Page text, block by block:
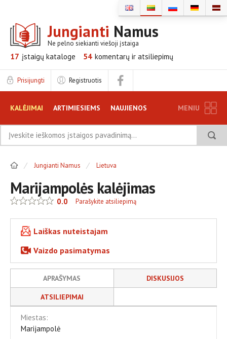
Jungianti Namus
Ne pelno siekianti viešoji įstaiga
17 įstaigų kataloge 54 komentarų ir atsiliepimų
Prisijungti Registruotis
KALĖJIMAI ARTIMIESIEMS NAUJIENOS
TINKLARAŠTIS DUK DISKUSIJOS
ATSILIEPIMAI INFORMACIJA ĮSTAIGOMS
REKLAMA
MENIU
Jungianti Namus Lietuva
Marijampolės kalėjimas
0.0 Parašykite atsiliepimą
Laiškas nuteistajam
Vaizdo pasimatymas
APRAŠYMAS DISKUSIJOS
ATSILIEPIMAI
Miestas:
Marijampolė